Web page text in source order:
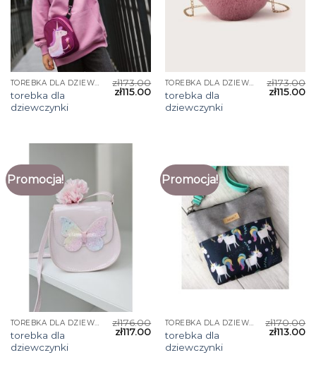
TOREBKA DLA DZIEWCZYNKI
torebka dla
dziewczynki
zł173.00
zł115.00
TOREBKA DLA DZIEWCZYNKI
torebka dla
dziewczynki
zł173.00
zł115.00
Promocja!
TOREBKA DLA DZIEWCZYNKI
torebka dla
dziewczynki
zł176.00
zł117.00
Promocja!
TOREBKA DLA DZIEWCZYNKI
torebka dla
dziewczynki
zł170.00
zł113.00